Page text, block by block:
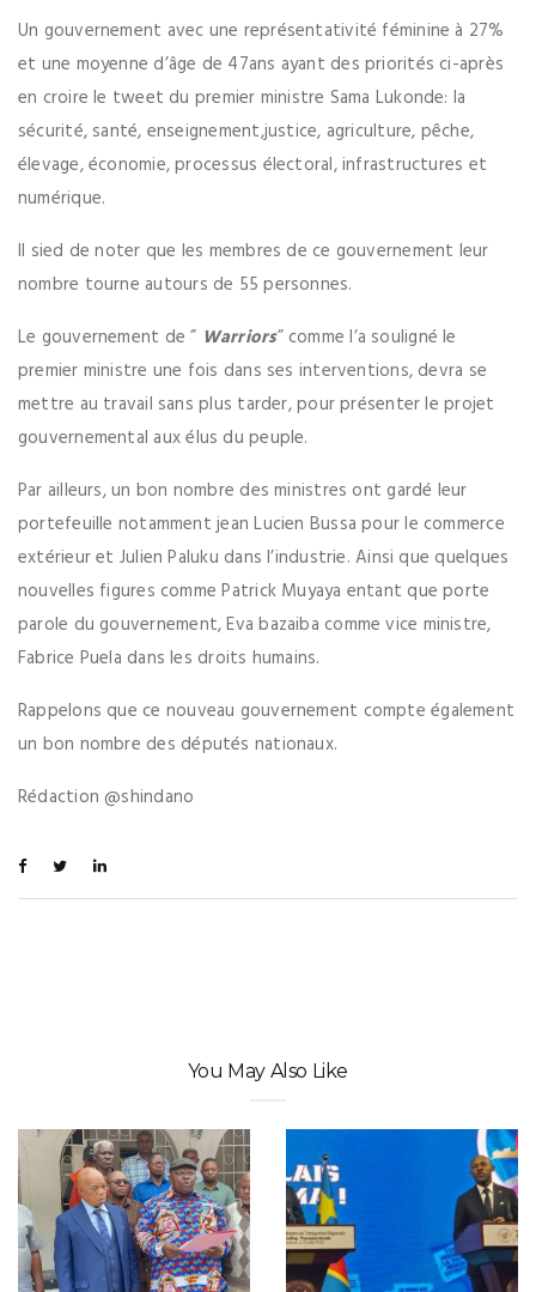
Un gouvernement avec une représentativité féminine à 27%
et une moyenne d’âge de 47ans ayant des priorités ci-après
en croire le tweet du premier ministre Sama Lukonde: la
sécurité, santé, enseignement,justice, agriculture, pêche,
élevage, économie, processus électoral, infrastructures et
numérique.
Il sied de noter que les membres de ce gouvernement leur
nombre tourne autours de 55 personnes.
Le gouvernement de ” Warriors” comme l’a souligné le
premier ministre une fois dans ses interventions, devra se
mettre au travail sans plus tarder, pour présenter le projet
gouvernemental aux élus du peuple.
Par ailleurs, un bon nombre des ministres ont gardé leur
portefeuille notamment jean Lucien Bussa pour le commerce
extérieur et Julien Paluku dans l’industrie. Ainsi que quelques
nouvelles figures comme Patrick Muyaya entant que porte
parole du gouvernement, Eva bazaiba comme vice ministre,
Fabrice Puela dans les droits humains.
Rappelons que ce nouveau gouvernement compte également
un bon nombre des députés nationaux.
Rédaction @shindano
You May Also Like